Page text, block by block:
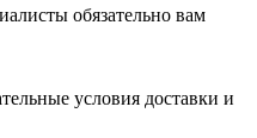
обязательно вам
условия доставки и